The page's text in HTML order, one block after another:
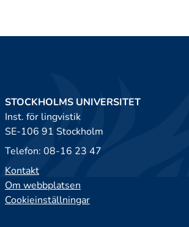
STOCKHOLMS UNIVERSITET
Inst. för lingvistik
SE-106 91 Stockholm
Telefon: 08-16 23 47
Kontakt
Om webbplatsen
Cookieinställningar